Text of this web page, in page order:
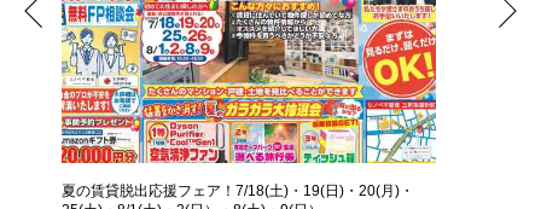
夏の賃貸脱出応援フェア！7/18(土)・19(日)・20(月)・